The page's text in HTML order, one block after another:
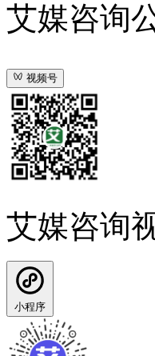
艾媒咨询
视频号
艾媒咨询
小程序